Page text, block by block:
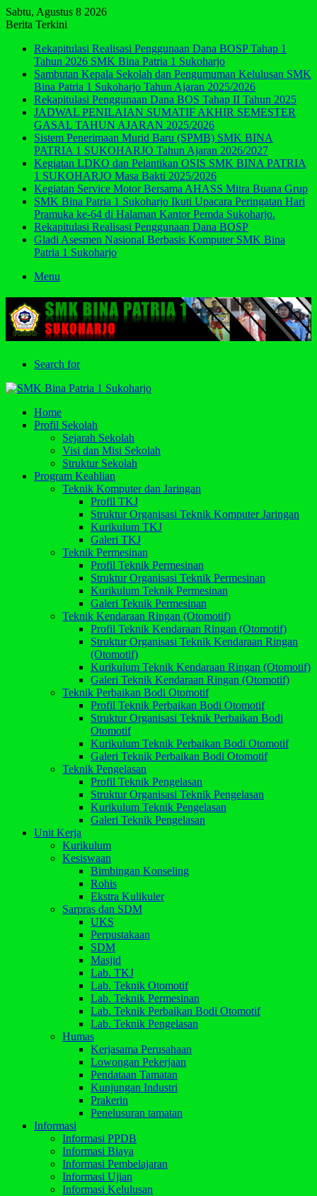
Sabtu, Agustus 8 2026
Berita Terkini
Rekapitulasi Realisasi Penggunaan Dana BOSP Tahap 1
Tahun 2026 SMK Bina Patria 1 Sukoharjo
Sambutan Kepala Sekolah dan Pengumuman Kelulusan SMK
Bina Patria 1 Sukoharjo Tahun Ajaran 2025/2026
Rekapitulasi Penggunaan Dana BOS Tahap II Tahun 2025
JADWAL PENILAIAN SUMATIF AKHIR SEMESTER
GASAL TAHUN AJARAN 2025/2026
Sistem Penerimaan Murid Baru (SPMB) SMK BINA
PATRIA 1 SUKOHARJO Tahun Ajaran 2026/2027
Kegiatan LDKO dan Pelantikan OSIS SMK BINA PATRIA
1 SUKOHARJO Masa Bakti 2025/2026
Kegiatan Service Motor Bersama AHASS Mitra Buana Grup
SMK Bina Patria 1 Sukoharjo Ikuti Upacara Peringatan Hari
Pramuka ke-64 di Halaman Kantor Pemda Sukoharjo.
Rekapitulasi Realisasi Penggunaan Dana BOSP
Gladi Asesmen Nasional Berbasis Komputer SMK Bina
Patria 1 Sukoharjo
Menu
Search for
Home
Profil Sekolah
Sejarah Sekolah
Visi dan Misi Sekolah
Struktur Sekolah
Program Keahlian
Teknik Komputer dan Jaringan
Profil TKJ
Struktur Organisasi Teknik Komputer Jaringan
Kurikulum TKJ
Galeri TKJ
Teknik Permesinan
Profil Teknik Permesinan
Struktur Organisasi Teknik Permesinan
Kurikulum Teknik Permesinan
Galeri Teknik Permesinan
Teknik Kendaraan Ringan (Otomotif)
Profil Teknik Kendaraan Ringan (Otomotif)
Struktur Organisasi Teknik Kendaraan Ringan
(Otomotif)
Kurikulum Teknik Kendaraan Ringan (Otomotif)
Galeri Teknik Kendaraan Ringan (Otomotif)
Teknik Perbaikan Bodi Otomotif
Profil Teknik Perbaikan Bodi Otomotif
Struktur Organisasi Teknik Perbaikan Bodi
Otomotif
Kurikulum Teknik Perbaikan Bodi Otomotif
Galeri Teknik Perbaikan Bodi Otomotif
Teknik Pengelasan
Profil Teknik Pengelasan
Struktur Organisasi Teknik Pengelasan
Kurikulum Teknik Pengelasan
Galeri Teknik Pengelasan
Unit Kerja
Kurikulum
Kesiswaan
Bimbingan Konseling
Rohis
Ekstra Kulikuler
Sarpras dan SDM
UKS
Perpustakaan
SDM
Masjid
Lab. TKJ
Lab. Teknik Otomotif
Lab. Teknik Permesinan
Lab. Teknik Perbaikan Bodi Otomotif
Lab. Teknik Pengelasan
Humas
Kerjasama Perusahaan
Lowongan Pekerjaan
Pendataan Tamatan
Kunjungan Industri
Prakerin
Penelusuran tamatan
Informasi
Informasi PPDB
Informasi Biaya
Informasi Pembelajaran
Informasi Ujian
Informasi Kelulusan